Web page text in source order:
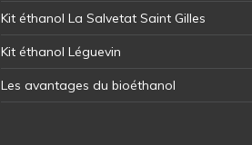
Kit éthanol La Salvetat Saint Gilles
Kit éthanol Léguevin
Les avantages du bioéthanol